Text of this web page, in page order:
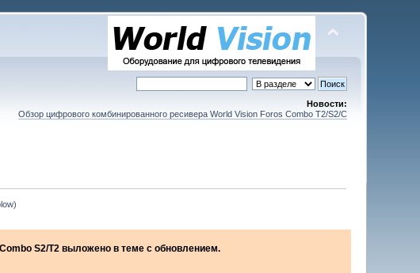
Новости:
Обзор цифрового комбинированного ресивера World Vision Foros Combo T2/S2/C
)
S2/T2 выложено в теме с обновлением.